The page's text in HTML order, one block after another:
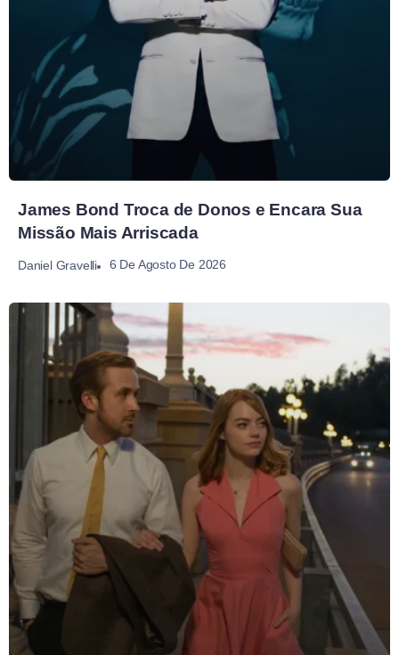
James Bond Troca de Donos e Encara Sua
Missão Mais Arriscada
Daniel Gravelli 6 De Agosto De 2026